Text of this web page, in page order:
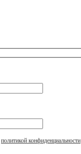
политикой конфиденциальности